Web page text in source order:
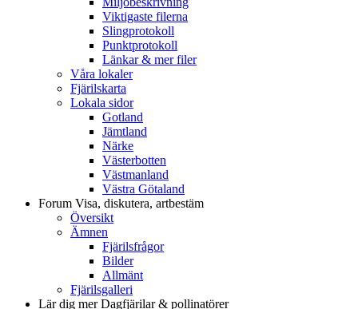
Viktigaste filerna
Slingprotokoll
Punktprotokoll
Länkar & mer filer
Våra lokaler
Fjärilskarta
Lokala sidor
Gotland
Jämtland
Närke
Västerbotten
Västmanland
Västra Götaland
Forum Visa, diskutera, artbestäm
Översikt
Ämnen
Fjärilsfrågor
Bilder
Allmänt
Fjärilsgalleri
Lär dig merDagfjärilar & pollinatörer